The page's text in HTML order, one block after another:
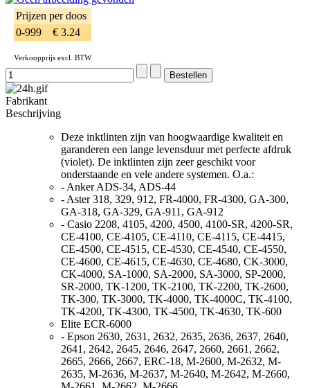
Prijzen per doos
0-999
€ 3.24
Verkoopprijs excl. BTW
Fabrikant
Beschrijving
Deze inktlinten zijn van hoogwaardige kwaliteit en
garanderen een lange levensduur met perfecte afdruk
(violet). De inktlinten zijn zeer geschikt voor
onderstaande en vele andere systemen. O.a.:
- Anker ADS-34, ADS-44
- Aster 318, 329, 912, FR-4000, FR-4300, GA-300,
GA-318, GA-329, GA-911, GA-912
- Casio 2208, 4105, 4200, 4500, 4100-SR, 4200-SR,
CE-4100, CE-4105, CE-4110, CE-4115, CE-4415,
CE-4500, CE-4515, CE-4530, CE-4540, CE-4550,
CE-4600, CE-4615, CE-4630, CE-4680, CK-3000,
CK-4000, SA-1000, SA-2000, SA-3000, SP-2000,
SR-2000, TK-1200, TK-2100, TK-2200, TK-2600,
TK-300, TK-3000, TK-4000, TK-4000C, TK-4100,
TK-4200, TK-4300, TK-4500, TK-4630, TK-600
Elite ECR-6000
- Epson 2630, 2631, 2632, 2635, 2636, 2637, 2640,
2641, 2642, 2645, 2646, 2647, 2660, 2661, 2662,
2665, 2666, 2667, ERC-18, M-2600, M-2632, M-
2635, M-2636, M-2637, M-2640, M-2642, M-2660,